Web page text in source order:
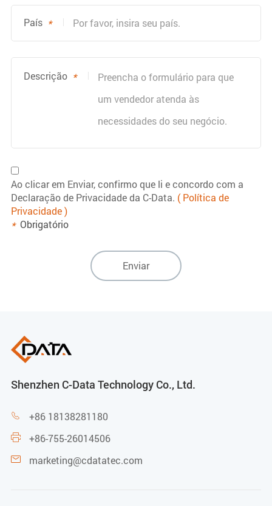
País *
Descrição *
Ao clicar em Enviar, confirmo que li e concordo com a
Declaração de Privacidade da C-Data. ( Política de
Privacidade )
* Obrigatório
Enviar
Shenzhen C-Data Technology Co., Ltd.
 +86 18138281180
 +86-755-26014506
 marketing@cdatatec.com